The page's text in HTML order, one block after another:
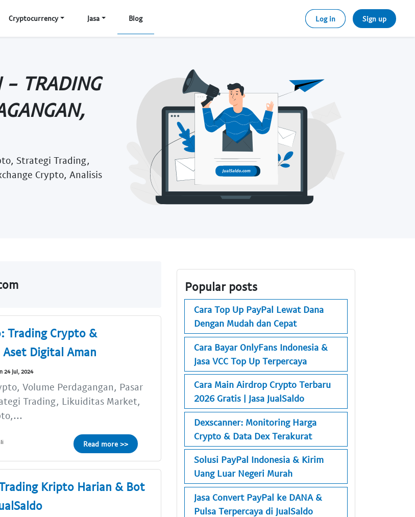
Cryptocurrency Jasa Blog Log in Sign up
- TRADING
Strategi Trading,
Crypto, Analisis
Trading Crypto &
Digital Aman
24 Jul, 2024
Volume Perdagangan, Pasar
Trading, Likuiditas Market,
Read more >>
Kripto Harian & Bot
Popular posts
Cara Top Up PayPal Lewat Dana
Dengan Mudah dan Cepat
Cara Bayar OnlyFans Indonesia &
Jasa VCC Top Up Terpercaya
Cara Main Airdrop Crypto Terbaru
2026 Gratis | Jasa JualSaldo
Dexscanner: Monitoring Harga
Crypto & Data Dex Terakurat
Solusi PayPal Indonesia & Kirim
Uang Luar Negeri Murah
Jasa Convert PayPal ke DANA &
Pulsa Terpercaya di JualSaldo